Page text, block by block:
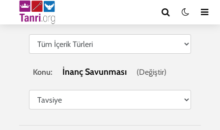
Konu: İnanç Savunması (Değiştir)